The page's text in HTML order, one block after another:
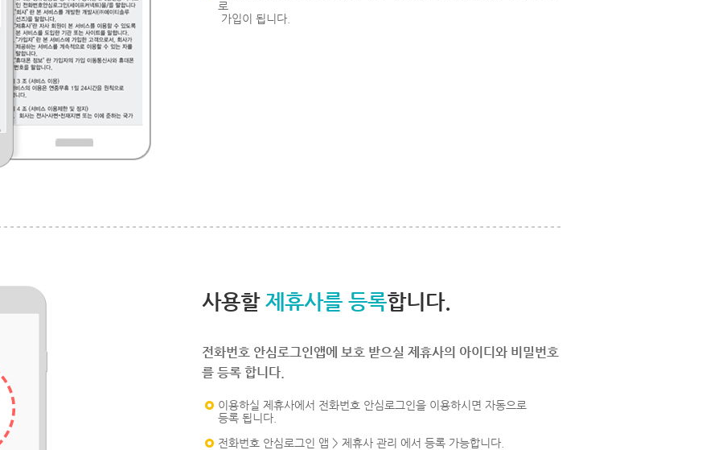
로
가입이 됩니다.
사용할 제휴사를 등록합니다.
전화번호 안심로그인앱에 보호 받으실 제휴사의 아이디와 비밀번호
를 등록 합니다.
이용하실 제휴사에서 전화번호 안심로그인을 이용하시면 자동으로
등록 됩니다.
전화번호 안심로그인 앱 > 제휴사 관리 에서 등록 가능합니다.